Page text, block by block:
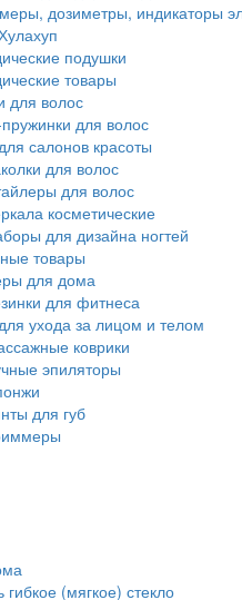
дозиметры, индикаторы
подушки
товары
для волос
для волос
салонов красоты
для волос
для волос
косметические
для дизайна ногтей
товары
для дома
для фитнеса
ухода за лицом и телом
коврики
эпиляторы
для губ
гибкое (мягкое) стекло